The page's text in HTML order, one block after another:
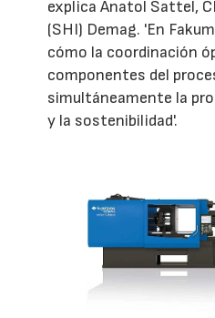
explica Anatol Sattel,
(SHI) Demag. 'En
cómo la coordinación
componentes del
simultáneamente la
y la sostenibilidad'.